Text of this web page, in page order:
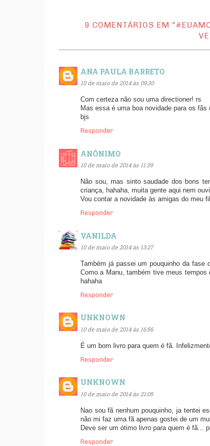
9 COMENTÁRIOS EM
ANA PAULA BARRETO
10 de maio de 2014 às 09:30
Com certeza não sou uma directioner! rs
Mas essa é uma boa novidade para os fãs
bjs
Responder
ANÔNIMO
10 de maio de 2014 às 11:39
Não sou, mas sinto saudade dos bons
criança, hahaha, muita gente aqui nem
Vou contar a novidade às amigas do meu
Responder
VANILDA
10 de maio de 2014 às 13:27
Também já passei um pouquinho da
Como a Manu, também tive meus
hahaha
Responder
UNKNOWN
10 de maio de 2014 às 16:56
É um bom livro para quem é fã.
Responder
UNKNOWN
10 de maio de 2014 às 21:05
Nao sou fã nenhum pouquinho, ja tentei
não mi faz uma fã apenas gostei de um
Deve ser um ótimo livro para quem é fã...
Responder